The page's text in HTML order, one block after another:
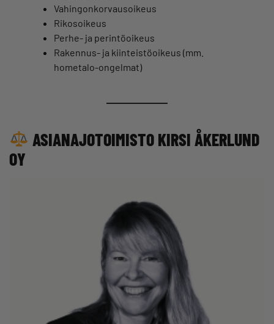
Vahingonkorvausoikeus
Rikosoikeus
Perhe- ja perintöoikeus
Rakennus- ja kiinteistöoikeus (mm.
hometalo-ongelmat)
ASIANAJOTOIMISTO KIRSI ÅKERLUND
OY